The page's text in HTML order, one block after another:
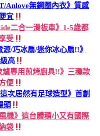
Anlove無鋼圈內衣》質感
宜
二合一滑板車》1-5歲都
受
源/巧冰扇/迷你冰心扇!!》
高
爐專用煎烤廚具!!》三種款
便
次居然有足球造型》首創
頭
機》這台體積小又有國際
袋